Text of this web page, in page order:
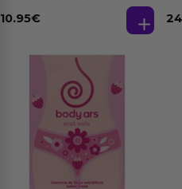
Dilatación Base Agua
10.95€